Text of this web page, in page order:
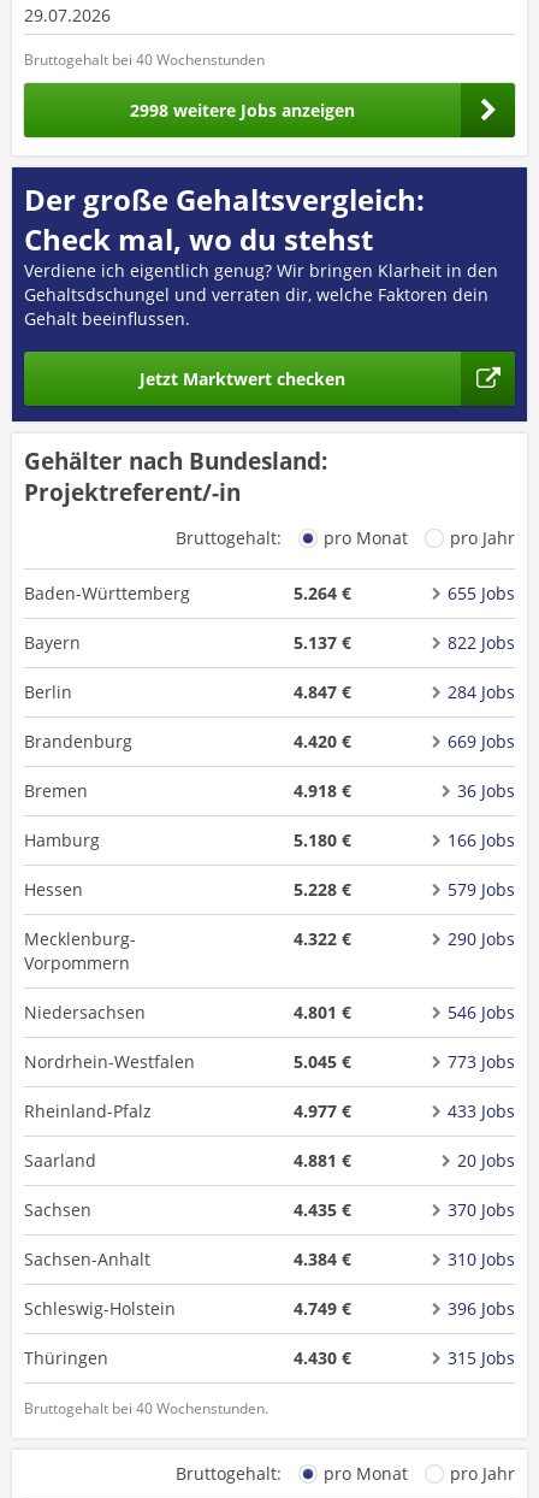
29.07.2026
Bruttogehalt bei 40 Wochenstunden
2998 weitere Jobs anzeigen
Der große Gehaltsvergleich:
Check mal, wo du stehst
Verdiene ich eigentlich genug? Wir bringen Klarheit in den
Gehaltsdschungel und verraten dir, welche Faktoren dein
Gehalt beeinflussen.
Jetzt Marktwert checken
Gehälter nach Bundesland:
Projektreferent/-in
Bruttogehalt: pro Monat pro Jahr
Baden-Württemberg 5.264 € 655 Jobs
Bayern 5.137 € 822 Jobs
Berlin 4.847 € 284 Jobs
Brandenburg 4.420 € 669 Jobs
Bremen 4.918 € 36 Jobs
Hamburg 5.180 € 166 Jobs
Hessen 5.228 € 579 Jobs
Mecklenburg-
Vorpommern
4.322 € 290 Jobs
Niedersachsen 4.801 € 546 Jobs
Nordrhein-Westfalen 5.045 € 773 Jobs
Rheinland-Pfalz 4.977 € 433 Jobs
Saarland 4.881 € 20 Jobs
Sachsen 4.435 € 370 Jobs
Sachsen-Anhalt 4.384 € 310 Jobs
Schleswig-Holstein 4.749 € 396 Jobs
Thüringen 4.430 € 315 Jobs
Bruttogehalt bei 40 Wochenstunden.
Bruttogehalt: pro Monat
pro Jahr